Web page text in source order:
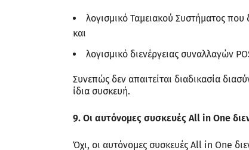
λογισμικό Ταμειακού Συστήματος
και
λογισμικό διενέργειας συναλλαγών
Συνεπώς δεν απαιτείται διαδικασία
ίδια συσκευή.
9. Οι αυτόνομες συσκευές All in One
Όχι, οι αυτόνομες συσκευές All in One